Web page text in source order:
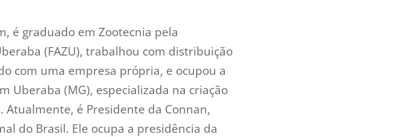
é graduado em Zootecnia pela
(FAZU), trabalhou com distribuição
com uma empresa própria, e ocupou a
Uberaba (MG), especializada na criação
é Presidente da Connan,
do Brasil. Ele ocupa a presidência da